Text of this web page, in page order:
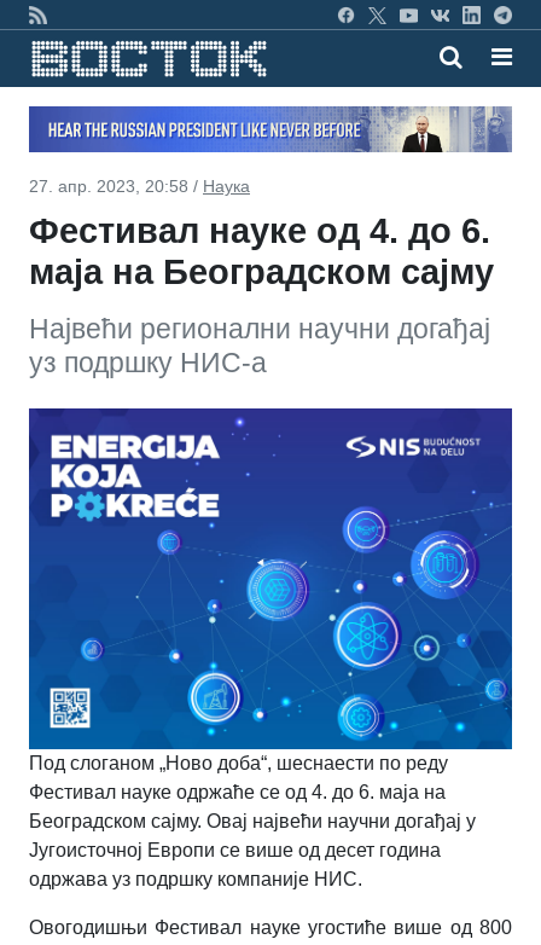
27. апр. 2023, 20:58 / Наука
Фестивал науке од 4. до 6.
маја на Београдском сајму
Највећи регионални научни догађај
уз подршку НИС-а
Под слоганом „Ново доба“, шеснаести по реду
Фестивал науке одржаће се од 4. до 6. маја на
Београдском сајму. Овај највећи научни догађај у
Југоисточној Европи се више од десет година
одржава уз подршку компаније НИС.
Овогодишњи Фестивал науке угостиће више од 800